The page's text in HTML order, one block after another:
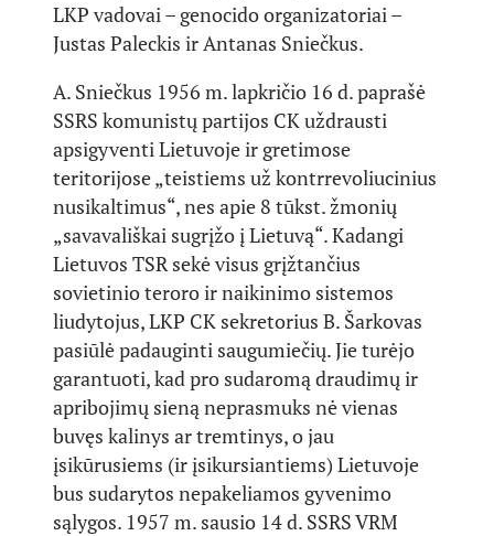
LKP vadovai – genocido organizatoriai –
Justas Paleckis ir Antanas Sniečkus.
A. Sniečkus 1956 m. lapkričio 16 d. paprašė
SSRS komunistų partijos CK uždrausti
apsigyventi Lietuvoje ir gretimose
teritorijose „teistiems už kontrrevoliucinius
nusikaltimus“, nes apie 8 tūkst. žmonių
„savavališkai sugrįžo į Lietuvą“. Kadangi
Lietuvos TSR sekė visus grįžtančius
sovietinio teroro ir naikinimo sistemos
liudytojus, LKP CK sekretorius B. Šarkovas
pasiūlė padauginti saugumiečių. Jie turėjo
garantuoti, kad pro sudaromą draudimų ir
apribojimų sieną neprasmuks nė vienas
buvęs kalinys ar tremtinys, o jau
įsikūrusiems (ir įsikursiantiems) Lietuvoje
bus sudarytos nepakeliamos gyvenimo
sąlygos. 1957 m. sausio 14 d. SSRS VRM